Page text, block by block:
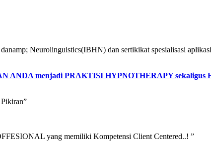
Neurolinguistics(IBHN) dan sertikikat spesialisasi
ANDA menjadi PRAKTISI HYPNOTHERAPY sekaligus
yang memiliki Kompetensi Client Centered..! ”